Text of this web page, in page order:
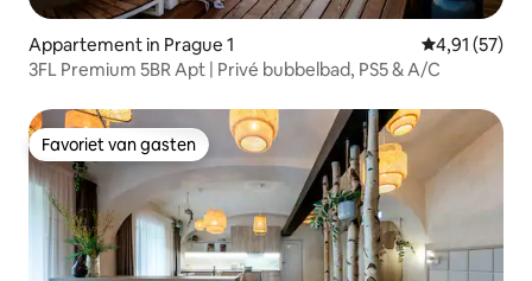
Appartement in Prague 1 Gemiddelde
4,91 (57)
3FL Premium 5BR Apt | Privé bubbelbad, PS5 & A/C
Favoriet van gasten
Favoriet van gasten